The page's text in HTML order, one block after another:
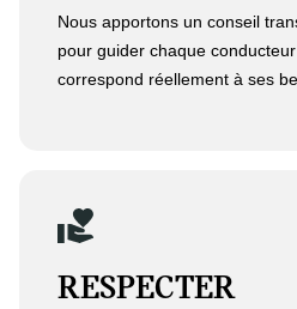
Nous apportons un conseil
pour guider chaque
correspond réellement à ses
RESPECTER